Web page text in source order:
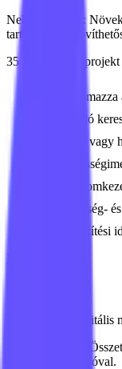
Neked való, ha:
tartalom és a
350.000 Ft-tól
/ projekt
Haladó
Blog- vagy
Sebesség-
Elkészítési
Testreszabott digitális
rendszerintegrációval.